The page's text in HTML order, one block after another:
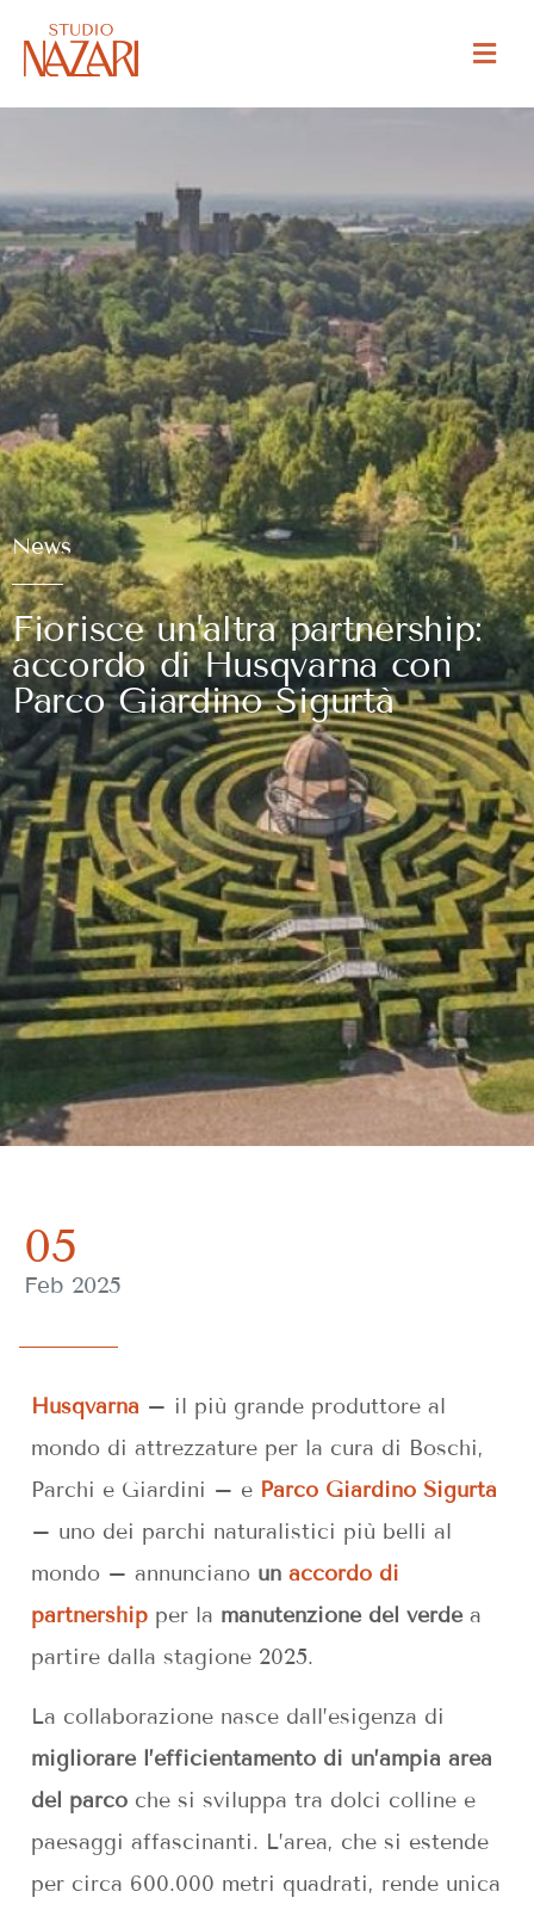
News
Fiorisce un’altra partnership:
accordo di Husqvarna con
Parco Giardino Sigurtà
05
Feb 2025
Husqvarna – il più grande produttore al
mondo di attrezzature per la cura di Boschi,
Parchi e Giardini – e Parco Giardino Sigurtà
– uno dei parchi naturalistici più belli al
mondo – annunciano un accordo di
partnership per la manutenzione del verdea
partire dalla stagione 2025.
La collaborazione nasce dall’esigenza di
migliorare l’efficientamento di un’ampia area
del parco che si sviluppa tra dolci colline e
paesaggi affascinanti. L’area, che si estende
per circa 600.000 metri quadrati, rende unica